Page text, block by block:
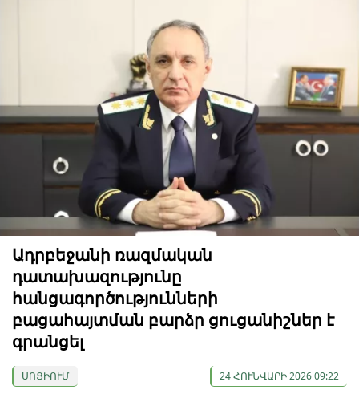
Ադրբեջանի ռազմական
դատախազությունը
հանցագործությունների
բացահայտման բարձր ցուցանիշներ է
գրանցել
ՍՈՑԻՈՒՄ 24 ՀՈՒՆՎԱՐԻ 2026 09:22